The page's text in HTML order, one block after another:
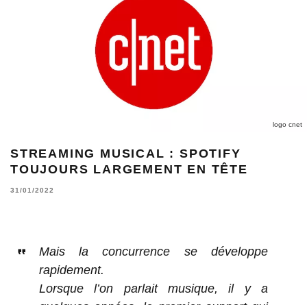
logo cnet
STREAMING MUSICAL : SPOTIFY
TOUJOURS LARGEMENT EN TÊTE
31/01/2022
Mais la concurrence se développe
rapidement.
Lorsque l’on parlait musique, il y a